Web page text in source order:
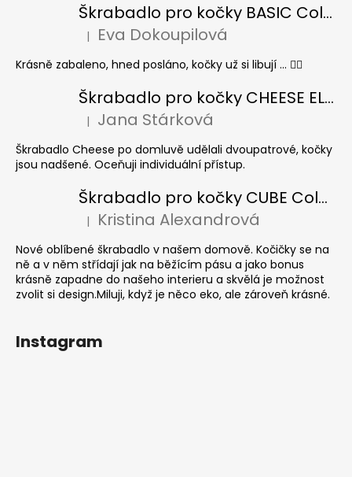
Škrabadlo pro kočky BASIC Colour
Hodnocení produktu je 5 z 5 hvězdiček.
| Eva Dokoupilová
Krásně zabaleno, hned posláno, kočky už si libují ... 👍🏻
Škrabadlo pro kočky CHEESE ELIPSE colour
Hodnocení produktu je 5 z 5 hvězdiček.
| Jana Stárková
Škrabadlo Cheese po domluvě udělali dvoupatrové, kočky
jsou nadšené. Oceňuji individuální přístup.
Škrabadlo pro kočky CUBE Colour
Hodnocení produktu je 5 z 5 hvězdiček.
| Kristina Alexandrová
Nové oblíbené škrabadlo v našem domově. Kočičky se na
ně a v něm střídají jak na běžícím pásu a jako bonus
krásně zapadne do našeho interieru a skvělá je možnost
zvolit si design.Miluji, když je něco eko, ale zároveň krásné.
Instagram